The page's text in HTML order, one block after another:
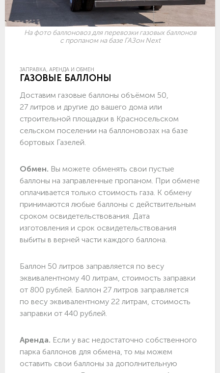
На фото баллоновоз для перевозки газовых баллонов
с пропаном на базе ГАЗон Next
ЗАПРАВКА, АРЕНДА И ОБМЕН
ГАЗОВЫЕ БАЛЛОНЫ
Доставим газовые баллоны объёмом 50,
27 литров и другие до вашего дома или
строительной площадки в Красносельском
сельском поселении на баллоновозах на базе
бортовых Газелей.
Обмен. Вы можете обменять свои пустые
баллоны на заправленные пропаном. При обмене
оплачивается только стоимость газа. К обмену
принимаются любые баллоны с действительным
сроком освидетельствования. Дата
изготовления и срок освидетельствования
выбиты в верней части каждого баллона.
Баллон 50 литров заправляется по весу
эквивалентному 40 литрам, стоимость заправки
от 800 рублей. Баллон 27 литров заправляется
по весу эквивалентному 22 литрам, стоимость
заправки от 440 рублей.
Аренда. Если у вас недостаточно собственного
парка баллонов для обмена, то мы можем
оставить свои баллоны за дополнительную